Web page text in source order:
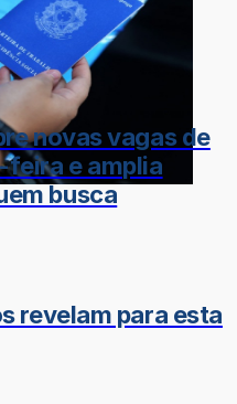
novas vagas de
feira e amplia
busca
revelam para esta